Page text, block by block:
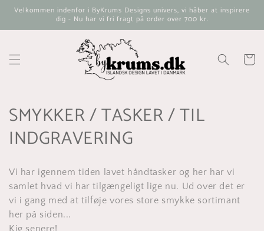
Gå til
Velkommen indenfor i ByKrums Designs univers, vi håber at inspirere
dig - Nu har vi fri fragt på order over 700 kr.
K
o
l
l
e
SMYKKER / TASKER / TIL
INDGRAVERING
Vi har igennem tiden lavet håndtasker og her har vi
samlet hvad vi har tilgængeligt lige nu. Ud over det er
vi i gang med at tilføje vores store smykke sortimant
her på siden...
Kig senere!